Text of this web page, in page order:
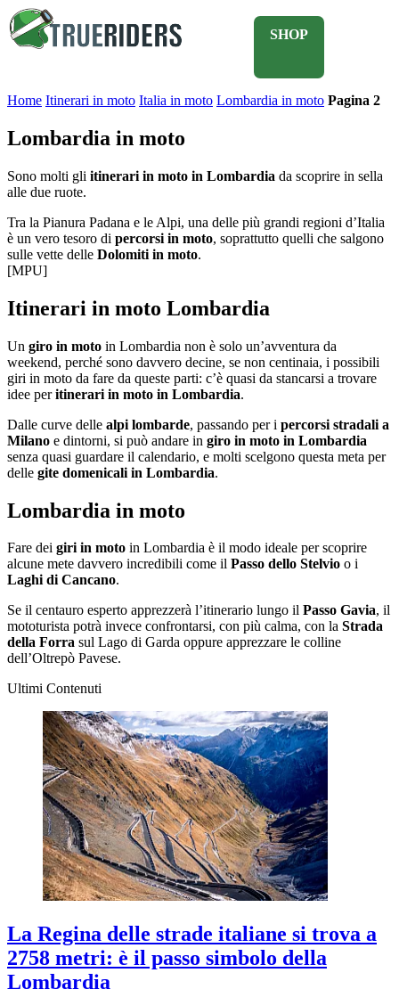
SHOP
Home Itinerari in moto Italia in moto Lombardia in moto Pagina 2
Lombardia in moto
Sono molti gli itinerari in moto in Lombardia da scoprire in sella
alle due ruote.
Tra la Pianura Padana e le Alpi, una delle più grandi regioni d’Italia
è un vero tesoro di percorsi in moto, soprattutto quelli che salgono
sulle vette delle Dolomiti in moto.
[MPU]
Itinerari in moto Lombardia
Un giro in moto in Lombardia non è solo un’avventura da
weekend, perché sono davvero decine, se non centinaia, i possibili
giri in moto da fare da queste parti: c’è quasi da stancarsi a trovare
idee peritinerari in moto in Lombardia.
Dalle curve delle alpi lombarde, passando per i percorsi stradali a
Milano e dintorni, si può andare in giro in moto in Lombardia
senza quasi guardare il calendario, e molti scelgono questa meta per
delle gite domenicali in Lombardia.
Lombardia in moto
Fare dei giri in moto in Lombardia è il modo ideale per scoprire
alcune mete davvero incredibili come il Passo dello Stelvio o i
Laghi di Cancano.
Se il centauro esperto apprezzerà l’itinerario lungo il Passo Gavia, il
mototurista potrà invece confrontarsi, con più calma, con la Strada
della Forra sul Lago di Garda oppure apprezzare le colline
dell’Oltrepò Pavese.
Ultimi Contenuti
La Regina delle strade italiane si trova a
2758 metri: è il passo simbolo della
Lombardia